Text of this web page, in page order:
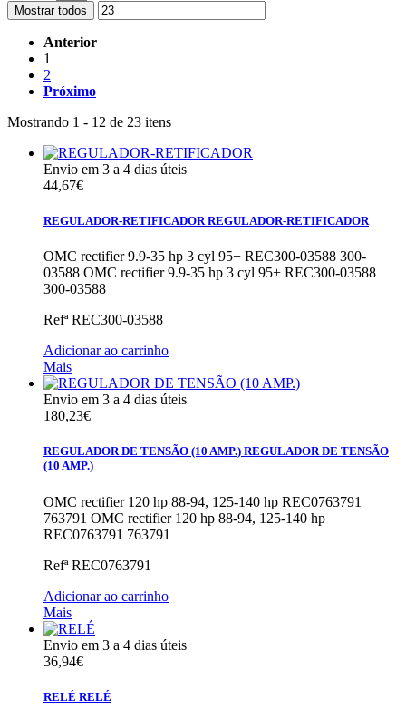
Mostrar todos
Anterior
1
2
Próximo
Mostrando 1 - 12 de 23 itens
Envio em 3 a 4 dias úteis
44,67€
REGULADOR-RETIFICADOR REGULADOR-RETIFICADOR
OMC rectifier 9.9-35 hp 3 cyl 95+ REC300-03588 300-
03588 OMC rectifier 9.9-35 hp 3 cyl 95+ REC300-03588
300-03588
RefªREC300-03588
Adicionar ao carrinho
Mais
Envio em 3 a 4 dias úteis
180,23€
REGULADOR DE TENSÃO (10 AMP.) REGULADOR DE TENSÃO
(10 AMP.)
OMC rectifier 120 hp 88-94, 125-140 hp REC0763791
763791 OMC rectifier 120 hp 88-94, 125-140 hp
REC0763791 763791
RefªREC0763791
Adicionar ao carrinho
Mais
Envio em 3 a 4 dias úteis
36,94€
RELÉ RELÉ